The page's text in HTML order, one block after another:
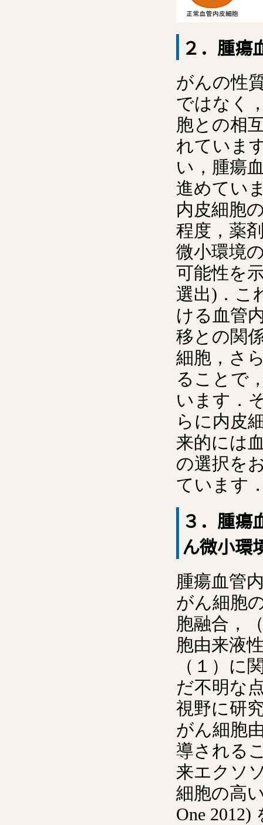
２．腫瘍
がんの性
ではなく
胞との相
れていま
い，腫瘍
進めてい
内皮細胞
程度，薬
微小環境
可能性を
選出)．こ
ける血管
移との関
細胞，さ
ることで
います．
らに内皮
来的には
の選択を
ています
３．腫瘍
ん微小環
腫瘍血管
がん細胞
胞融合，
胞由来液
（１）に
だ不明な
視野に研
がん細胞
導される
来エクソ
細胞の高
One